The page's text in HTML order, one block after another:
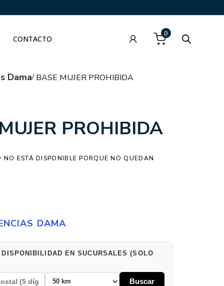
CONTACTO
0
Dama BASE MUJER PROHIBIDA
PROHIBIDA
NO ESTÁ DISPONIBLE PORQUE NO QUEDAN
DAMA
EN SUCURSALES (SOLO
Buscar